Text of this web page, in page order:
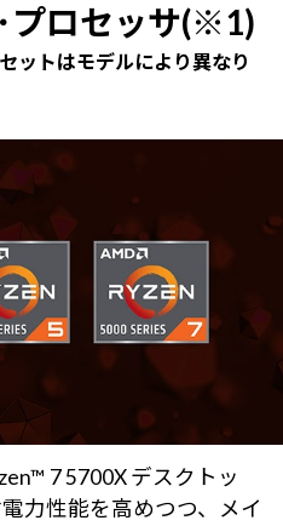
プロセッサ(※1)
ットはモデルにより異なり
7 5700X デスクトッ
力性能を高めつつ、メイ